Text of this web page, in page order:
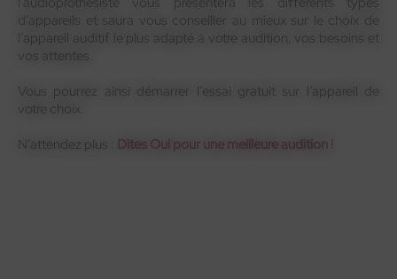
d’appareils et saura vous conseiller au mieux sur le choix de
l’appareil auditif le plus adapté à votre audition, vos besoins et
vos attentes.
Vous pourrez ainsi démarrer l’essai gratuit sur l’appareil de
votre choix.
N’attendez plus :
Dites Oui pour une meilleure audition !